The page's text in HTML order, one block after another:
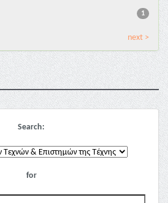
1
next >
Search:
for